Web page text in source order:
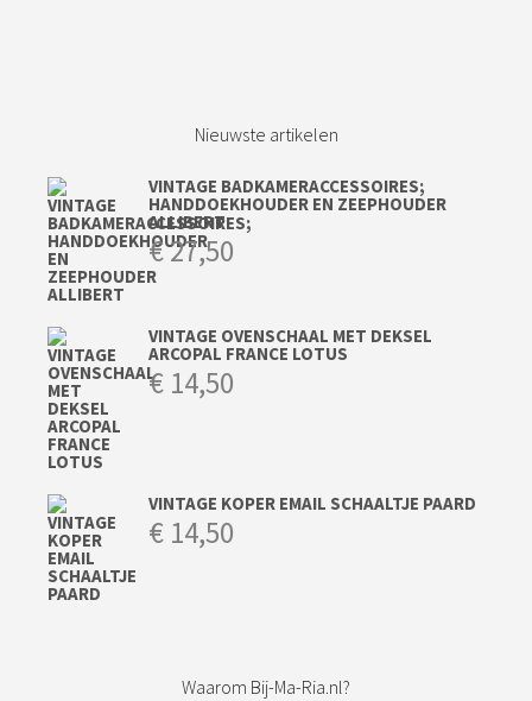
Nieuwste artikelen
VINTAGE BADKAMERACCESSOIRES;
HANDDOEKHOUDER EN ZEEPHOUDER
ALLIBERT
€27,50
VINTAGE OVENSCHAAL MET DEKSEL
ARCOPAL FRANCE LOTUS
€ 14,50
VINTAGE KOPER EMAIL SCHAALTJE PAARD
€ 14,50
Waarom Bij-Ma-Ria.nl?